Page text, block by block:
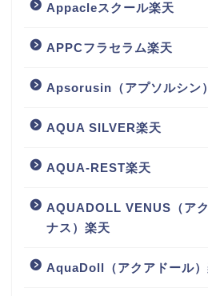
Appacleスクール楽天
APPCフラセラム楽天
Apsorusin（アプソルシン
AQUA SILVER楽天
AQUA-REST楽天
AQUADOLL VENUS（ア
ナス）楽天
AquaDoll（アクアドール